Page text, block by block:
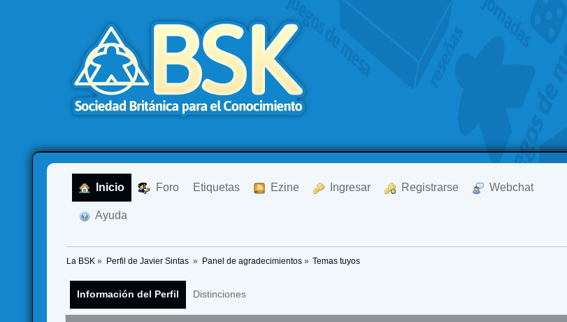
Inicio Foro Etiquetas Ezine Ingresar Registrarse Webchat
Ayuda
La BSK » Perfil de Javier Sintas » Panel de agradecimientos» Temas tuyos
Información del Perfil Distinciones